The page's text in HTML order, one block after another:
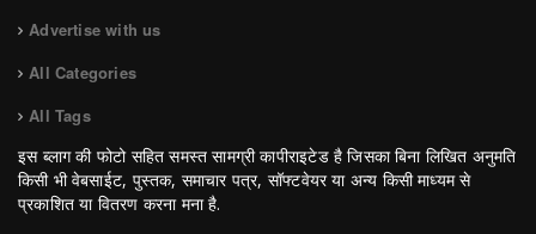
Advertise with us
All Categories
All Tags
इस ब्लाग की फोटो सहित समस्त सामग्री कापीराइटेड है जिसका बिना लिखित अनुमति
किसी भी वेबसाईट, पुस्तक, समाचार पत्र, सॉफ्टवेयर या अन्य किसी माध्यम से
प्रकाशित या वितरण करना मना है.